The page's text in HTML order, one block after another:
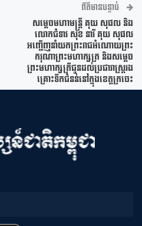
ព័ត៌មានបន្ទាប់
សម្តេចមហាមន្ត្រី គុយ សុផល និង
លោកជំទាវ សុខ នារី គុយ សុផល
អញ្ជើញនាំយកព្រះរាជអំណោយព្រះ
ករុណាព្រះមហាក្សត្រ និងសម្តេច
ព្រះមហាក្សត្រីជូនដល់ប្រជារាស្រ្តរង
គ្រោះទឹកជំនន់នៅក្នុងខេត្តក្រចេះ